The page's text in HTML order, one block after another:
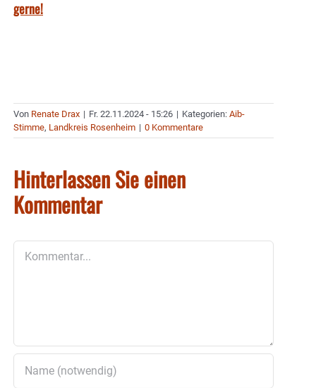
gerne!
Von Renate Drax | Fr. 22.11.2024 - 15:26 | Kategorien: Aib-
Stimme, Landkreis Rosenheim | 0 Kommentare
Hinterlassen Sie einen
Kommentar